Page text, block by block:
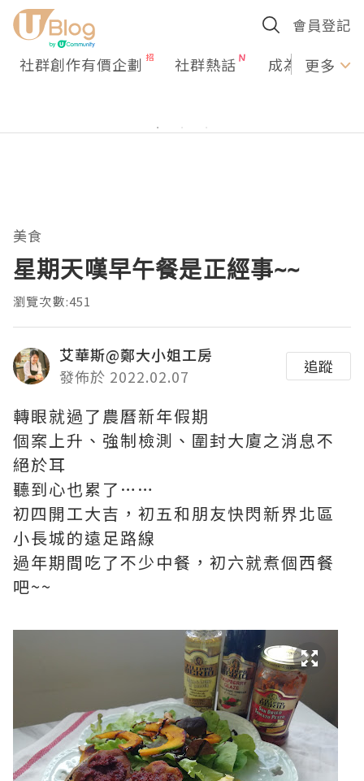
會員登記
社群創作有價企劃 社群熱話 成為U更多
美食
星期天嘆早午餐是正經事~~
瀏覽次數:451
艾華斯@鄭大小姐工房
發佈於 2022.02.07
追蹤
轉眼就過了農曆新年假期
個案上升、強制檢測、圍封大廈之消息不
絕於耳
聽到心也累了……
初四開工大吉，初五和朋友快閃新界北區
小長城的遠足路線
過年期間吃了不少中餐，初六就煮個西餐
吧~~